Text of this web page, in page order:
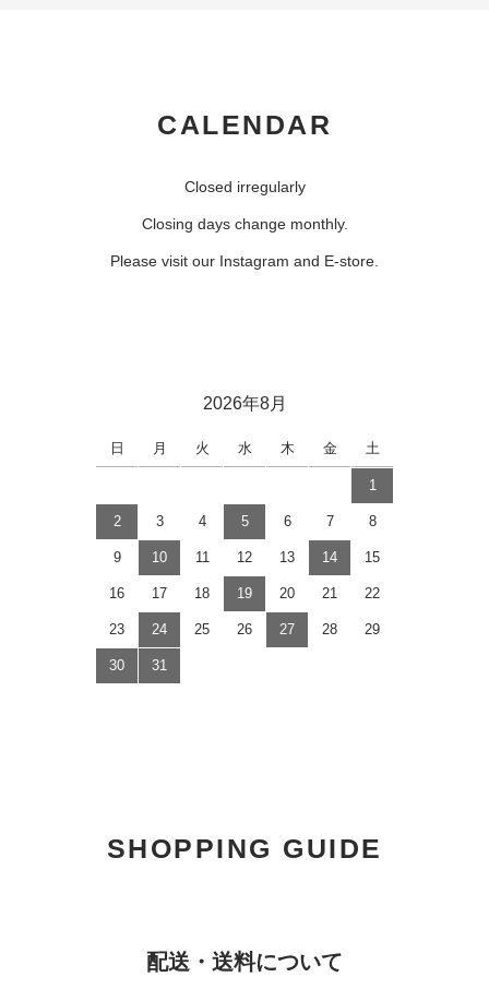
CALENDAR
Closed irregularly
Closing days change monthly.
Please visit our Instagram and E-store.
2026年8月
日 月 火 水 木 金 土
1
2 3 4 5 6 7 8
9 10 11 12 13 14 15
16 17 18 19 20 21 22
23 24 25 26 27 28 29
30 31
SHOPPING GUIDE
配送・送料について